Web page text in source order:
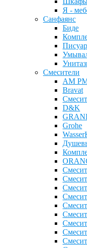
Я -
Санфаянс
Биде
Писуар
Смесители
AM
Bravat
D&K
Grohe